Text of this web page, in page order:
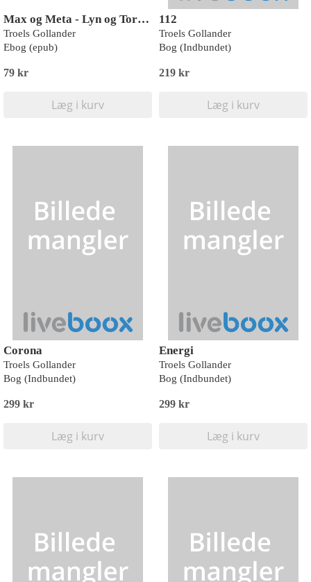
Max og Meta - Lyn og Torden
Troels Gollander
Ebog (epub)
79 kr
Læg i kurv
112
Troels Gollander
Bog (Indbundet)
219 kr
Læg i kurv
Corona
Troels Gollander
Bog (Indbundet)
299 kr
Læg i kurv
Energi
Troels Gollander
Bog (Indbundet)
299 kr
Læg i kurv